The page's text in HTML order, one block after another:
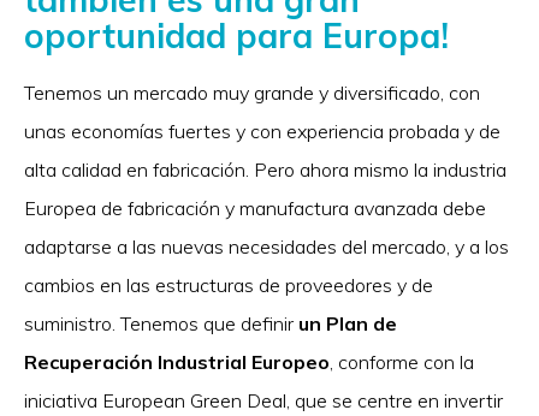
oportunidad para Europa!
Tenemos un mercado muy grande y diversificado, con
unas economías fuertes y con experiencia probada y de
alta calidad en fabricación. Pero ahora mismo la industria
Europea de fabricación y manufactura avanzada debe
adaptarse a las nuevas necesidades del mercado, y a los
cambios en las estructuras de proveedores y de
suministro. Tenemos que definir un Plan de
Recuperación Industrial Europeo , conforme con la
iniciativa European Green Deal, que se centre en invertir